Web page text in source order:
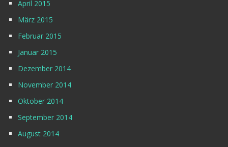
April 2015
März 2015
Februar 2015
Januar 2015
Dezember 2014
November 2014
Oktober 2014
September 2014
August 2014